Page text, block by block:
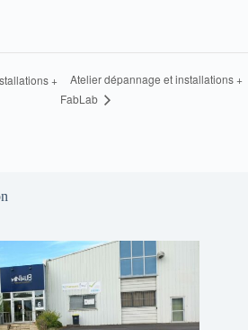
+
Atelier dépannage et installations +
FabLab